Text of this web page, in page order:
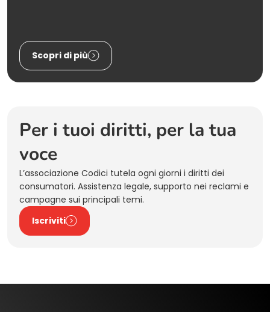
Scopri di più
Per i tuoi diritti, per la tua
voce
L’associazione Codici tutela ogni giorni i diritti dei
consumatori. Assistenza legale, supporto nei reclami e
campagne sui principali temi.
Iscriviti